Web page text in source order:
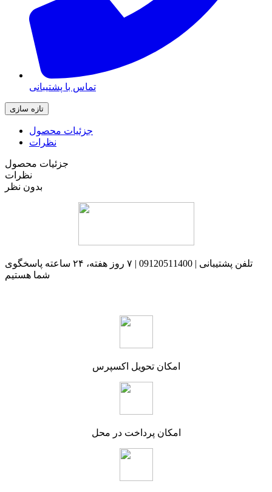
تماس با پشتیبانی
جزئیات محصول
نظرات
جزئیات محصول
نظرات
بدون نظر
تلفن پشتیبانی | 09120511400 | ۷ روز هفته، ۲۴ ساعته پاسخگوی
شما هستیم
امکان تحویل اکسپرس
امکان پرداخت در محل